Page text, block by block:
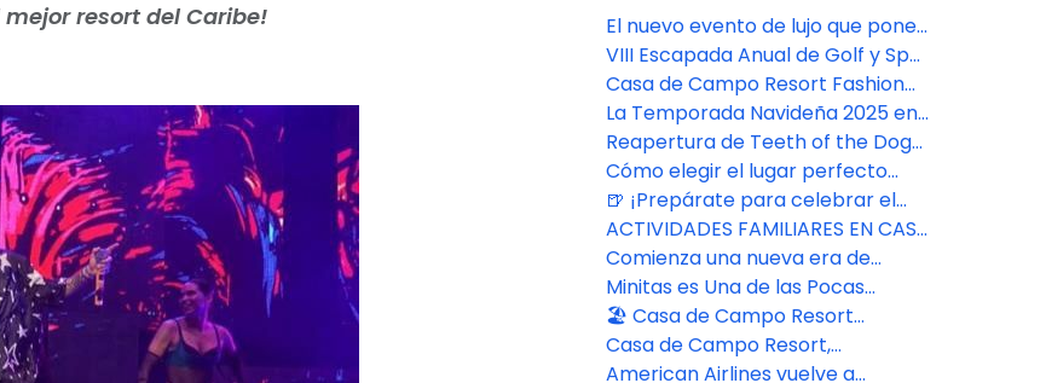
resort del Caribe!
El nuevo evento de lujo que pone
a República Dominicana en el
mapa de la moda - Casa de
Campo Fashion Week
VIII Escapada Anual de Golf y Spa
para Parejas en Casa de Campo
Resort
Casa de Campo Resort Fashion
Week
La Temporada Navideña 2025 en
Casa de Campo Resort ofreció
tradiciones clásicas y
experiencias familiares
Reapertura de Teeth of the Dog
en Casa de Campo Resort
Cómo elegir el lugar perfecto
para una boda en Casa de
Campo Resort & Villas® Resort
🍺 ¡Prepárate para celebrar el
Oktoberfest Chavón!
ACTIVIDADES FAMILIARES EN CASA
DE CAMPO RESORT
Comienza una nueva era de
belleza consciente en The Spa
Casa de Campo Resort
Minitas es Una de las Pocas
Playas Libres de Algas en el
Caribe
🏖️ Casa de Campo Resort
presenta su nuevo espacio
familiar en Playa Minitas
Casa de Campo Resort,
destacado como un resort
American Airlines vuelve a